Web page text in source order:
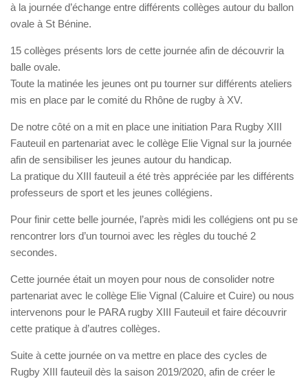
à la journée d’échange entre différents collèges autour du ballon
ovale à St Bénine.
15 collèges présents lors de cette journée afin de découvrir la
balle ovale.
Toute la matinée les jeunes ont pu tourner sur différents ateliers
mis en place par le comité du Rhône de rugby à XV.
De notre côté on a mit en place une initiation Para Rugby XIII
Fauteuil en partenariat avec le collège Elie Vignal sur la journée
afin de sensibiliser les jeunes autour du handicap.
La pratique du XIII fauteuil a été très appréciée par les différents
professeurs de sport et les jeunes collégiens.
Pour finir cette belle journée, l’après midi les collégiens ont pu se
rencontrer lors d’un tournoi avec les règles du touché 2
secondes.
Cette journée était un moyen pour nous de consolider notre
partenariat avec le collège Elie Vignal (Caluire et Cuire) ou nous
intervenons pour le PARA rugby XIII Fauteuil et faire découvrir
cette pratique à d’autres collèges.
Suite à cette journée on va mettre en place des cycles de
Rugby XIII fauteuil dès la saison 2019/2020, afin de créer le